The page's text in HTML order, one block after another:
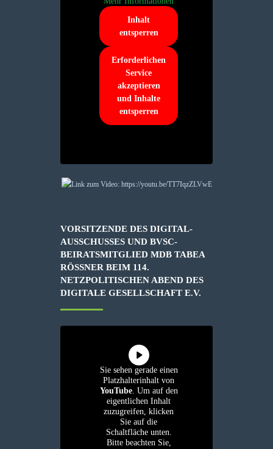
Inhalt
entsperren
Erforderlichen
Service
akzeptieren
und Inhalte
entsperren
VORSITZENDE DES DIGITAL-
AUSSCHUSSES UND BVSC-
BEIRATSMITGLIED MDB TABEA
RÖSSNER BEIM 114. N
ETZPOLITISCHEN ABEND DES D
IGITALE GESELLSCHAFT E.V.
Sie sehen gerade einen
Platzhalterinhalt von
YouTube. Um auf den
eigentlichen Inhalt
zuzugreifen, klicken
Sie auf die
Schaltfläche unten.
Bitte beachten Sie,